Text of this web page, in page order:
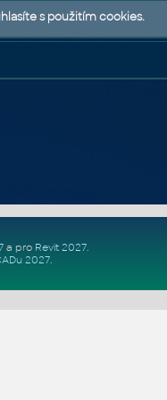
a pro Revit 2027.
2027.
s použitím cookies.